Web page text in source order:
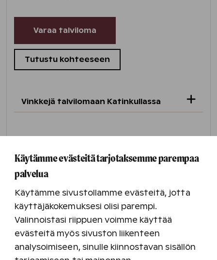
löytyytäältä.
Varaa talviloma
Tutustu kohteeseen
Vinkkejä talvilomaan Katinkullassa
Vuokatin rinteetja ladut ovat pian kaikki
Piipahda hiihtolenkillä
kahvilaan
tai herkullista lounasta.
Hotellin vastaanotosta voit vuokrata
pulkkia sekä liukureita ja suunnata
mäenlaskuun.
Käytämme evästeitä tarjotaksemme parempaa
palvelua
Käytämme sivustollamme evästeitä, jotta
käyttäjäkokemuksesi olisi parempi.
Valinnoistasi riippuen voimme käyttää
evästeitä myös sivuston liikenteen
analysoimiseen, sinulle kiinnostavan sisällön